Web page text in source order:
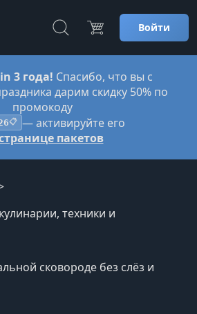
Войти
3 года! Спасибо, что вы с
дарим скидку 50% по
промокоду
📋 — активируйте его
пакетов
техники и
сковороде без слёз и